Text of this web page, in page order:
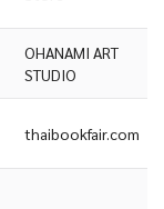
OHANAMI ART
STUDIO
thaibookfair.com